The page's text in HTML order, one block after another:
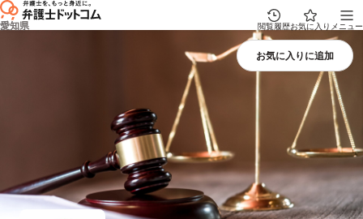
愛知県 閲覧履歴お気に入り メニュー